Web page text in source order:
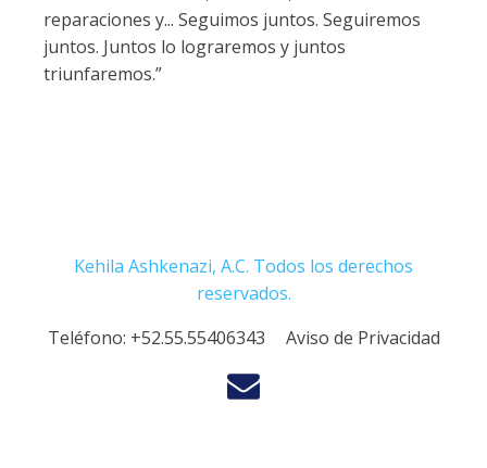
reparaciones y... Seguimos juntos. Seguiremos
juntos. Juntos lo lograremos y juntos
triunfaremos.”
Kehila Ashkenazi, A.C. Todos los derechos
reservados.
Teléfono: +52.55.55406343 Aviso de Privacidad